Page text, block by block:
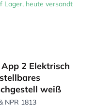
Lager, heute versandt
2 Elektrisch
weiß
NPR 1813